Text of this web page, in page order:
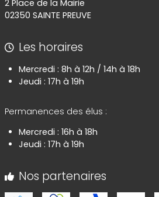
2 Place de la Mairie
02350 SAINTE PREUVE
Les horaires
Mercredi : 8h à 12h / 14h à 18h
Jeudi : 17h à 19h
Permanences des élus :
Mercredi : 16h à 18h
Jeudi : 17h à 19h
Nos partenaires